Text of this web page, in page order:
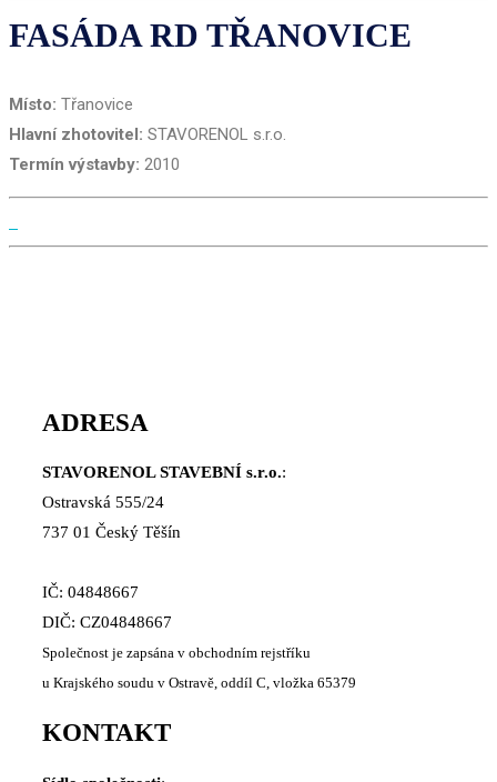
FASÁDA RD TŘANOVICE
Místo: Třanovice
Hlavní zhotovitel: STAVORENOL s.r.o.
Termín výstavby: 2010
ADRESA
STAVORENOL STAVEBNÍ s.r.o.:
Ostravská 555/24
737 01 Český Těšín
IČ: 04848667
DIČ: CZ04848667
Společnost je zapsána v obchodním rejstříku
u Krajského soudu v Ostravě, oddíl C, vložka 65379
KONTAKT